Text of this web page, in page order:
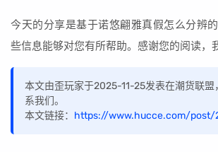
今天的分享是基于诺悠翩雅真假怎么分辨
些信息能够对您有所帮助。感谢您的阅读，
本文由歪玩家于2025-11-25发表在潮货联盟
系我们。
本文链接： https://www.hucce.com/post/